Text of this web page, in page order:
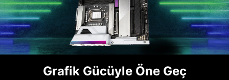
Grafik Gücüyle Öne Geç